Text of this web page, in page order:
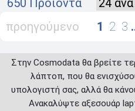
650 Προϊόντα
προηγούμενο
1 2 3
Στην Cosmodata θα βρείτε
λάπτοπ, που θα
υπολογιστή σας, αλλά θα
Ανακαλύψτε αξεσουάρ